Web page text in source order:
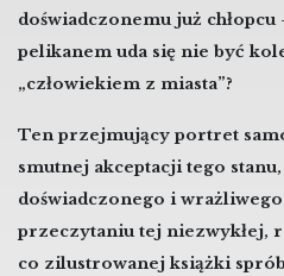
doświadczonemu już
pelikanem uda się nie być
„człowiekiem z miasta”?
Ten przejmujący portret
smutnej akceptacji tego
doświadczonego i
przeczytaniu tej niezwykłej,
co zilustrowanej książki